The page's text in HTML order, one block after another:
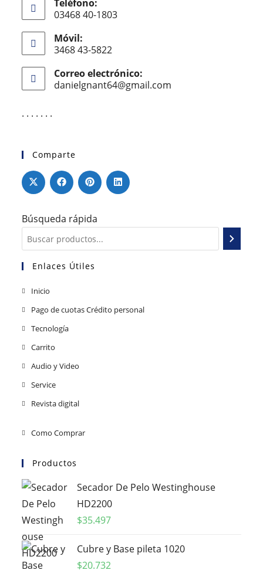
Teléfono:
03468 40-1803
Móvil:
3468 43-5822
Correo electrónico:
danielgnant64@gmail.com
. . . . . . .
Comparte
Búsqueda rápida
Enlaces Útiles
Inicio
Pago de cuotas Crédito personal
Tecnología
Carrito
Audio y Video
Service
Revista digital
Como Comprar
Productos
Secador De Pelo Westinghouse
HD2200
$35.497
Cubre y Base pileta 1020
$20.732